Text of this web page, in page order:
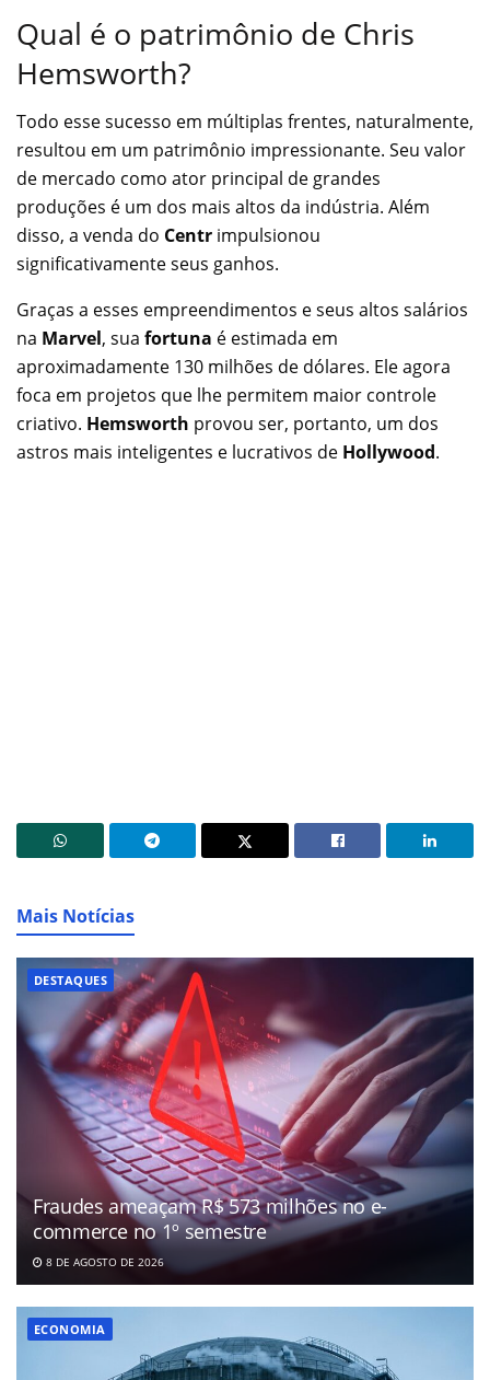
Qual é o patrimônio de Chris
Hemsworth?
Todo esse sucesso em múltiplas frentes, naturalmente,
resultou em um patrimônio impressionante. Seu valor
de mercado como ator principal de grandes
produções é um dos mais altos da indústria. Além
disso, a venda do Centr impulsionou
significativamente seus ganhos.
Graças a esses empreendimentos e seus altos salários
na Marvel, sua fortuna é estimada em
aproximadamente 130 milhões de dólares. Ele agora
foca em projetos que lhe permitem maior controle
criativo. Hemsworth provou ser, portanto, um dos
astros mais inteligentes e lucrativos de Hollywood.
Mais Notícias
DESTAQUES
Fraudes ameaçam R$ 573 milhões no e-
commerce no 1º semestre
8 DE AGOSTO DE 2026
ECONOMIA